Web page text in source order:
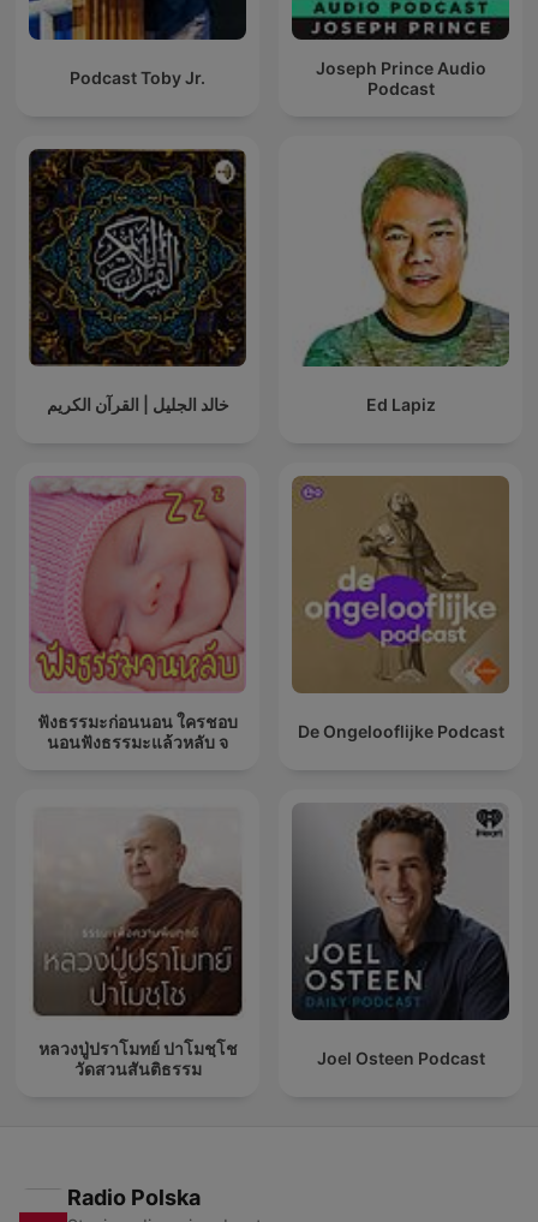
Podcast Toby Jr.
Joseph Prince Audio
Podcast
خالد الجليل | القرآن الكريم Ed Lapiz
ฟังธรรมะก่อนนอน ใครชอบ
นอนฟังธรรมะแล้วหลับ จ
De Ongelooflijke Podcast
หลวงปู่ปราโมทย์ ปาโมชฺโช
วัดสวนสันติธรรม
Joel Osteen Podcast
Radio Polska